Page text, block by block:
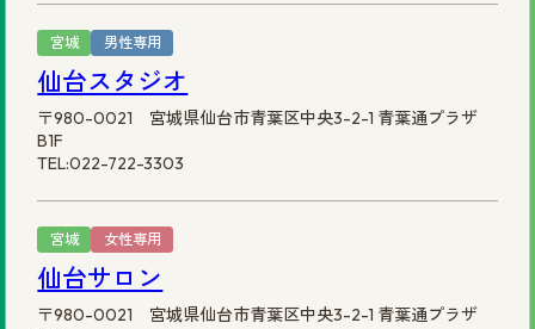
宮城 男性専用
仙台スタジオ
〒980-0021 宮城県仙台市青葉区中央3-2-1 青葉通プラザ
B1F
TEL:022-722-3303
宮城 女性専用
仙台サロン
〒980-0021 宮城県仙台市青葉区中央3-2-1 青葉通プラザ